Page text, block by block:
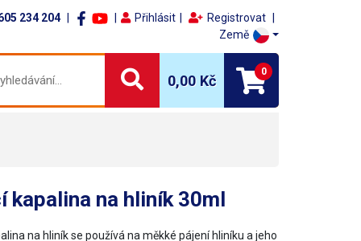
234 204 Přihlásit
Registrovat
Země
0,00 Kč
0
kapalina na hliník 30ml
na hliník se používá na měkké pájení hliníku a jeho